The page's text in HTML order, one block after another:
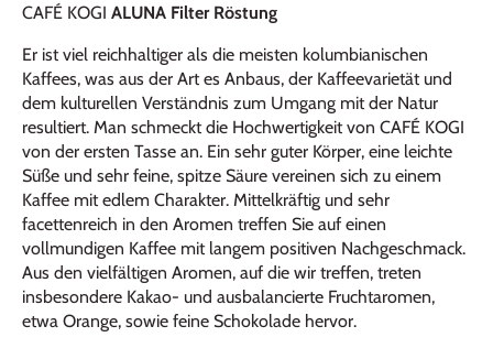
CAFÉ KOGI ALUNA Filter Röstung
Er ist viel reichhaltiger als die meisten kolumbianischen
Kaffees, was aus der Art es Anbaus, der Kaffeevarietät und
dem kulturellen Verständnis zum Umgang mit der Natur
resultiert. Man schmeckt die Hochwertigkeit von CAFÉ KOGI
von der ersten Tasse an. Ein sehr guter Körper, eine leichte
Süße und sehr feine, spitze Säure vereinen sich zu einem
Kaffee mit edlem Charakter. Mittelkräftig und sehr
facettenreich in den Aromen treffen Sie auf einen
vollmundigen Kaffee mit langem positiven Nachgeschmack.
Aus den vielfältigen Aromen, auf die wir treffen, treten
insbesondere Kakao- und ausbalancierte Fruchtaromen,
etwa Orange, sowie feine Schokolade hervor.